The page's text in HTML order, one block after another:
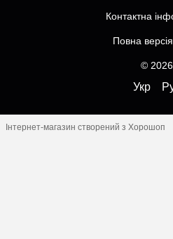
Контактна
Повна
© 2026
Укр
Інтернет-магазин створений з Хорошоп